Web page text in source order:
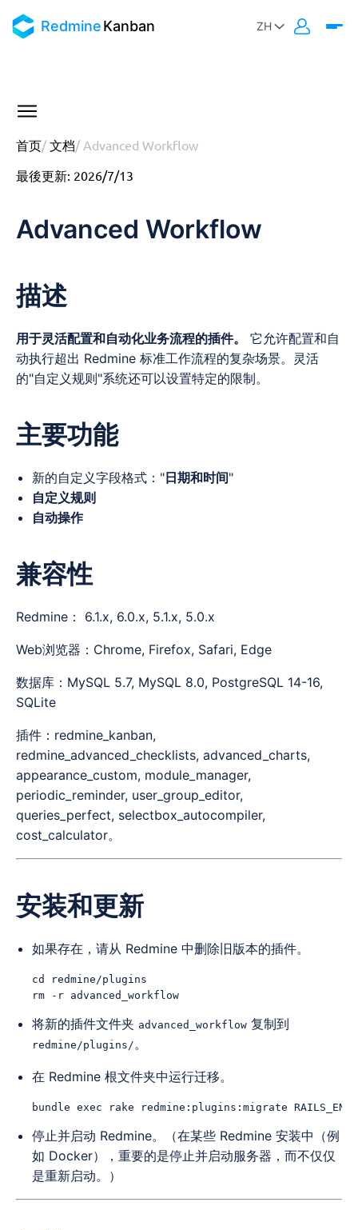
RedmineKanban
首页/ 文档/ Advanced Workflow
最後更新: 2026/7/13
Advanced Workflow
描述
用于灵活配置和自动化业务流程的插件。
它允许配置和自
动执行超出 Redmine 标准工作流程的复杂场景。灵活
的"自定义规则"系统还可以设置特定的限制。
主要功能
新的自定义字段格式："日期和时间"
自定义规则
自动操作
兼容性
Redmine： 6.1.x, 6.0.x, 5.1.x, 5.0.x
Web浏览器：Chrome, Firefox, Safari, Edge
数据库：MySQL 5.7, MySQL 8.0, PostgreSQL 14-16,
SQLite
插件：redmine_kanban,
redmine_advanced_checklists, advanced_charts,
appearance_custom, module_manager,
periodic_reminder, user_group_editor,
queries_perfect, selectbox_autocompiler,
cost_calculator。
安装和更新
如果存在，请从 Redmine 中删除旧版本的插件。
cd redmine/plugins
将新的插件文件夹 advanced_workflow 复制到
redmine/plugins/。
在 Redmine 根文件夹中运行迁移。
停止并启动 Redmine。（在某些 Redmine 安装中（例
如 Docker），重要的是停止并启动服务器，而不仅仅
是重新启动。）